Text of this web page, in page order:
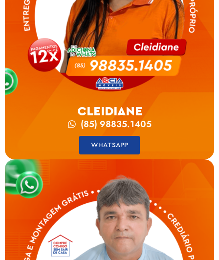
CLEIDIANE
(85) 98835.1405
WHATSAPP